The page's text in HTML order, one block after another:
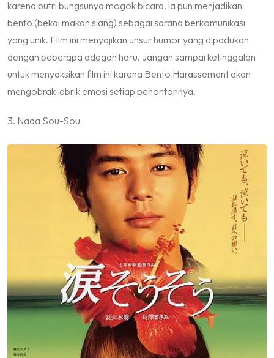
karena putri bungsunya mogok bicara, ia pun menjadikan
bento (bekal makan siang) sebagai sarana berkomunikasi
yang unik. Film ini menyajikan unsur humor yang dipadukan
dengan beberapa adegan haru. Jangan sampai ketinggalan
untuk menyaksikan film ini karena Bento Harassement akan
mengobrak-abrik emosi setiap penontonnya.
3. Nada Sou-Sou